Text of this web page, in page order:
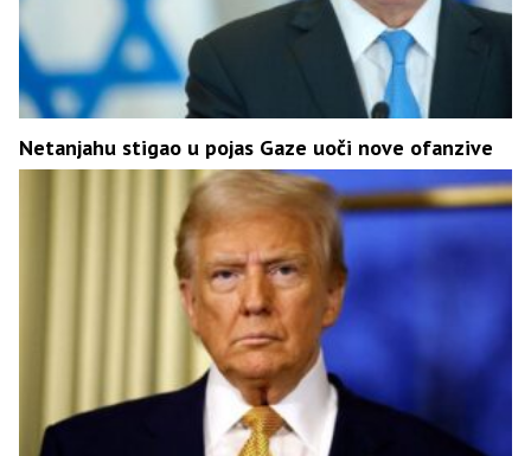
Netanjahu stigao u pojas Gaze uoči nove ofanzive